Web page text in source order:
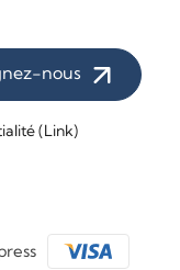
nous
(Link)